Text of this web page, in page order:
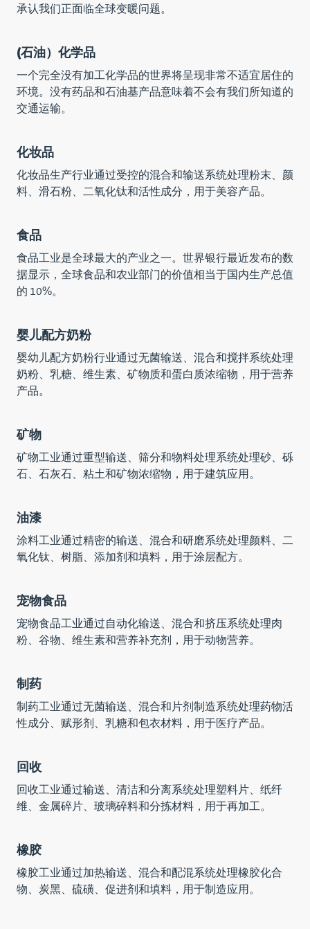
承认我们正面临全球变暖问题。
(石油）化学品
一个完全没有加工化学品的世界将呈现非常不适宜居住的
环境。没有药品和石油基产品意味着不会有我们所知道的
交通运输。
化妆品
化妆品生产行业通过受控的混合和输送系统处理粉末、颜
料、滑石粉、二氧化钛和活性成分，用于美容产品。
食品
食品工业是全球最大的产业之一。世界银行最近发布的数
据显示，全球食品和农业部门的价值相当于国内生产总值
的 10%。
婴儿配方奶粉
婴幼儿配方奶粉行业通过无菌输送、混合和搅拌系统处理
奶粉、乳糖、维生素、矿物质和蛋白质浓缩物，用于营养
产品。
矿物
矿物工业通过重型输送、筛分和物料处理系统处理砂、砾
石、石灰石、粘土和矿物浓缩物，用于建筑应用。
油漆
涂料工业通过精密的输送、混合和研磨系统处理颜料、二
氧化钛、树脂、添加剂和填料，用于涂层配方。
宠物食品
宠物食品工业通过自动化输送、混合和挤压系统处理肉
粉、谷物、维生素和营养补充剂，用于动物营养。
制药
制药工业通过无菌输送、混合和片剂制造系统处理药物活
性成分、赋形剂、乳糖和包衣材料，用于医疗产品。
回收
回收工业通过输送、清洁和分离系统处理塑料片、纸纤
维、金属碎片、玻璃碎料和分拣材料，用于再加工。
橡胶
橡胶工业通过加热输送、混合和配混系统处理橡胶化合
物、炭黑、硫磺、促进剂和填料，用于制造应用。